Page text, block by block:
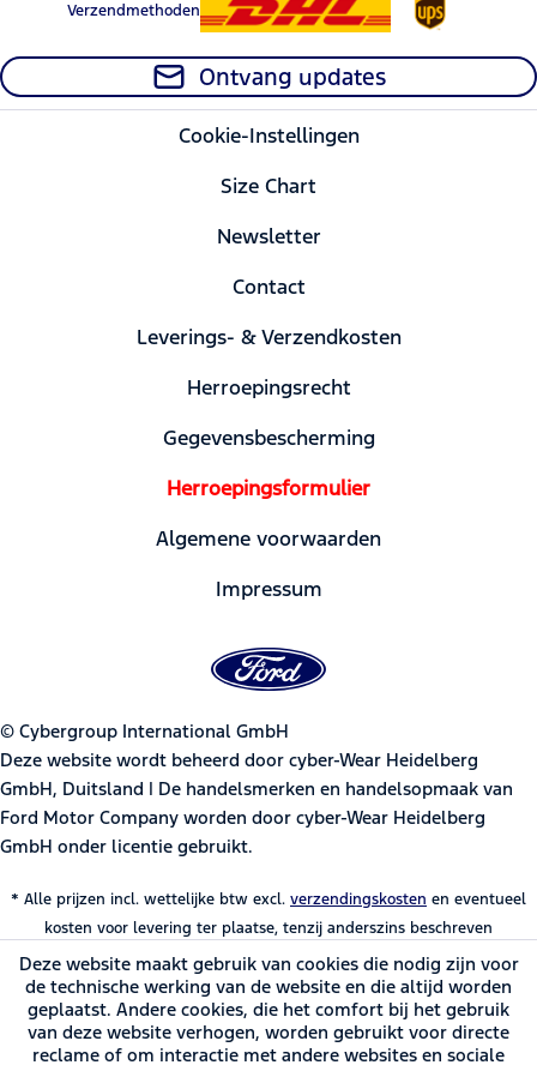
Verzendmethoden
Ontvang updates
Cookie-Instellingen
Size Chart
Newsletter
Contact
Leverings- & Verzendkosten
Herroepingsrecht
Gegevensbescherming
Herroepingsformulier
Algemene voorwaarden
Impressum
© Cybergroup International GmbH
Deze website wordt beheerd door cyber-Wear Heidelberg
GmbH, Duitsland | De handelsmerken en handelsopmaak van
Ford Motor Company worden door cyber-Wear Heidelberg
GmbH onder licentie gebruikt.
* Alle prijzen incl. wettelijke btw excl. verzendingskosten en eventueel
kosten voor levering ter plaatse, tenzij anderszins beschreven
Deze website maakt gebruik van cookies die nodig zijn voor
de technische werking van de website en die altijd worden
geplaatst. Andere cookies, die het comfort bij het gebruik
van deze website verhogen, worden gebruikt voor directe
reclame of om interactie met andere websites en sociale